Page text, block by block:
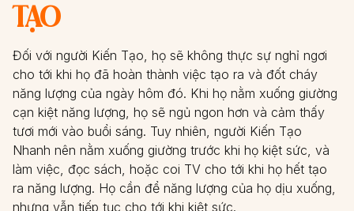
TẠO
Đối với người Kiến Tạo, họ sẽ không thực sự nghỉ ngơi
cho tới khi họ đã hoàn thành việc tạo ra và đốt cháy
năng lượng của ngày hôm đó. Khi họ nằm xuống giường
cạn kiệt năng lượng, họ sẽ ngủ ngon hơn và cảm thấy
tươi mới vào buổi sáng. Tuy nhiên, người Kiến Tạo
Nhanh nên nằm xuống giường trước khi họ kiệt sức, và
làm việc, đọc sách, hoặc coi TV cho tới khi họ hết tạo
ra năng lượng. Họ cần để năng lượng của họ dịu xuống,
nhưng vẫn tiếp tục cho tới khi kiệt sức.